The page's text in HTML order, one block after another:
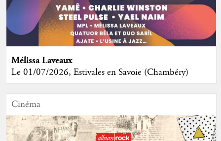
Mélissa Laveaux
Le 01/07/2026, Estivales en Savoie (Chambéry)
Cinéma